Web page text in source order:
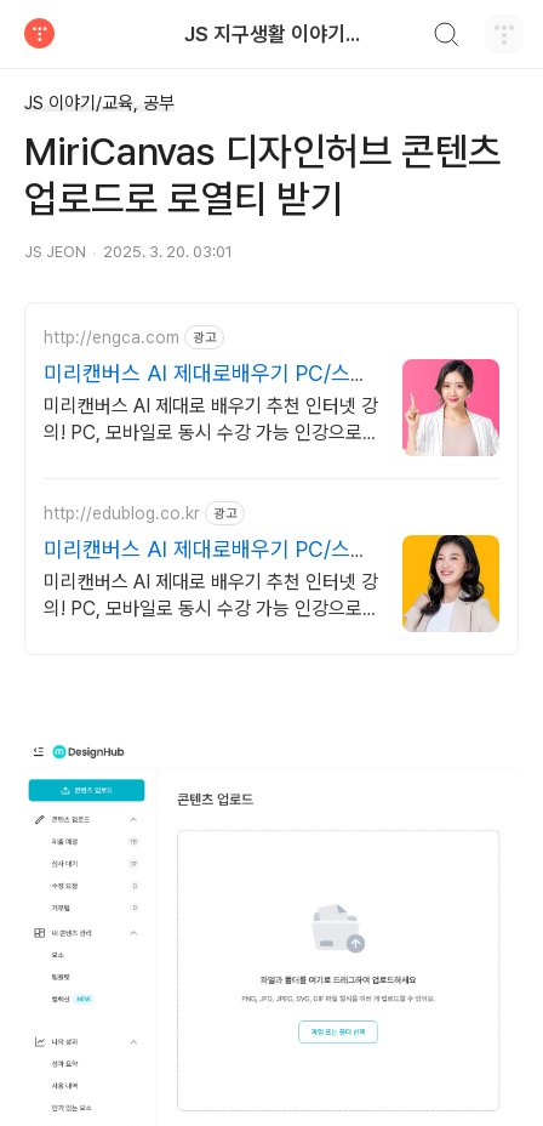
JS 지구생활 이야기...
JS 이야기/교육, 공부
MiriCanvas 디자인허브 콘텐츠
업로드로 로열티 받기
JS JEON 2025. 3. 20. 03:01
http://engca.com 광고
미리캔버스 AI 제대로배우기 PC/스마
트폰 동영상강의
미리캔버스 AI 제대로 배우기 추천 인터넷 강
의! PC, 모바일로 동시 수강 가능 인강으로
http://edublog.co.kr 광고
미리캔버스 AI 제대로배우기 PC/스마
트폰 동영상강의
미리캔버스 AI 제대로 배우기 추천 인터넷 강
의! PC, 모바일로 동시 수강 가능 인강으로